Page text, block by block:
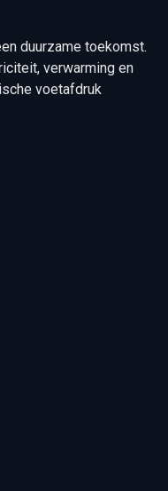
duurzame toekomst.
verwarming en
voetafdruk